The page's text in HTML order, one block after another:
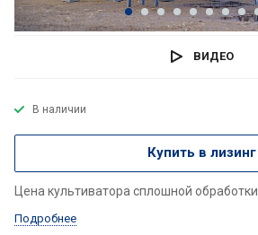
ВИДЕО
В наличии
Купить в лизинг
Цена культиватора сплошной
Подробнее